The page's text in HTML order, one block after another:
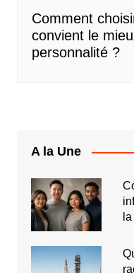
Comment
convient le
personnalité ?
A la Une